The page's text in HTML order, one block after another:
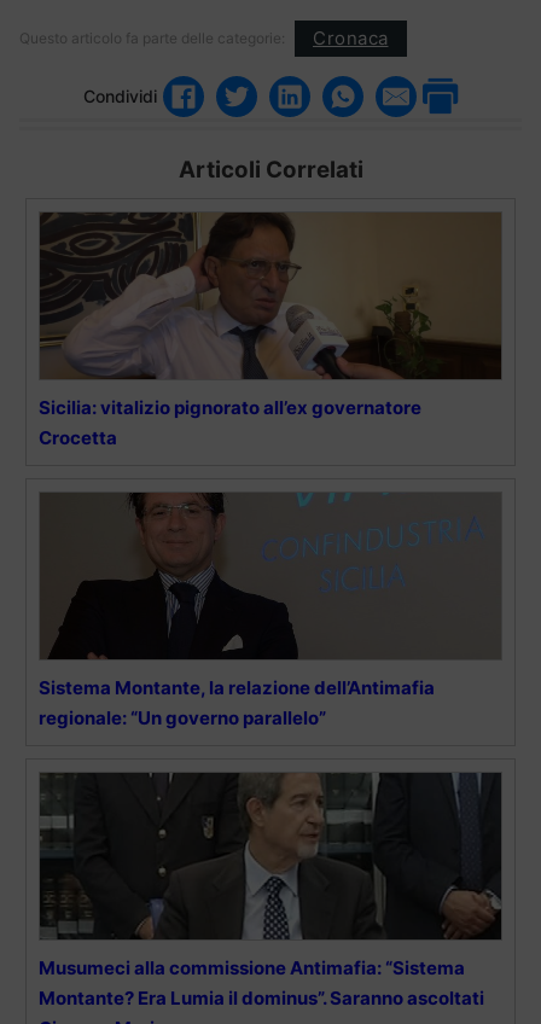
Questo articolo fa parte delle categorie: Cronaca
Condividi
Articoli Correlati
Sicilia: vitalizio pignorato all’ex governatore
Crocetta
Sistema Montante, la relazione dell’Antimafia
regionale: “Un governo parallelo”
Musumeci alla commissione Antimafia: “Sistema
Montante? Era Lumia il dominus”. Saranno ascoltati